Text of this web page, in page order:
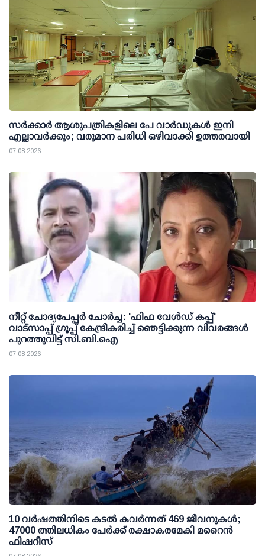
സര്‍ക്കാര്‍ ആശുപത്രികളിലെ പേ വാര്‍ഡുകള്‍ ഇനി
എല്ലാവര്‍ക്കും; വരുമാന പരിധി ഒഴിവാക്കി ഉത്തരവായി
07 08 2026
നീറ്റ് ചോദ്യപേപ്പര്‍ ചോര്‍ച്ച: 'ഫിഫ വേള്‍ഡ് കപ്പ്'
വാട്സാപ്പ് ഗ്രൂപ്പ് കേന്ദ്രീകരിച്ച് ഞെട്ടിക്കുന്ന വിവരങ്ങള്‍
പുറത്തുവിട്ട് സി.ബി.ഐ
07 08 2026
10 വര്‍ഷത്തിനിടെ കടല്‍ കവര്‍ന്നത് 469 ജീവനുകള്‍;
47000 ത്തിലധികം പേര്‍ക്ക് രക്ഷാകരമേകി മറൈന്‍
ഫിഷറീസ്